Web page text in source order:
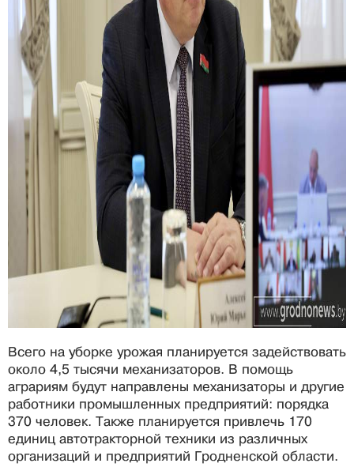
Всего на уборке урожая планируется задействовать
около 4,5 тысячи механизаторов. В помощь
аграриям будут направлены механизаторы и другие
работники промышленных предприятий: порядка
370 человек. Также планируется привлечь 170
единиц автотракторной техники из различных
организаций и предприятий Гродненской области.